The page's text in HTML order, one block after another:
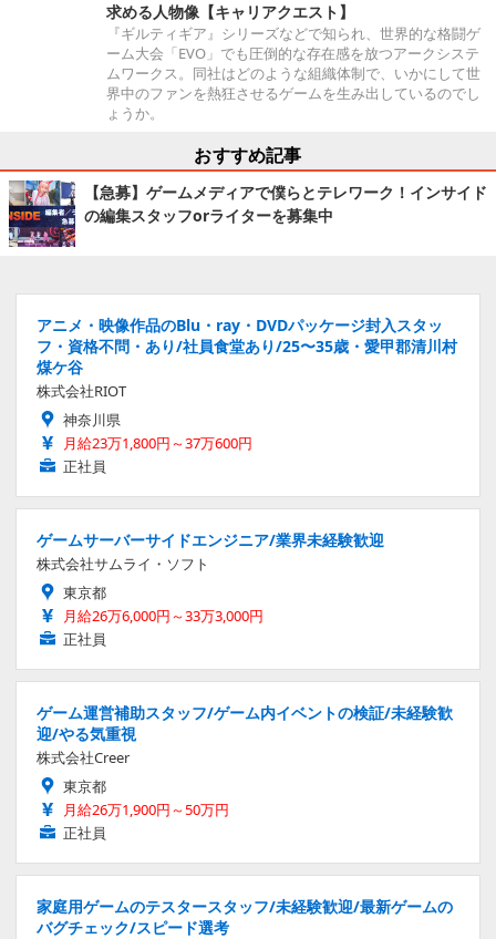
求める人物像【キャリアクエスト】
『ギルティギア』シリーズなどで知られ、世界的な格闘ゲ
ーム大会「EVO」でも圧倒的な存在感を放つアークシステ
ムワークス。同社はどのような組織体制で、いかにして世
界中のファンを熱狂させるゲームを生み出しているのでし
ょうか。
おすすめ記事
【急募】ゲームメディアで僕らとテレワーク！インサイド
の編集スタッフorライターを募集中
アニメ・映像作品のBlu・ray・DVDパッケージ封入スタッ
フ・資格不問・あり/社員食堂あり/25〜35歳・愛甲郡清川村
煤ケ谷
株式会社RIOT
神奈川県
月給23万1,800円～37万600円
正社員
ゲームサーバーサイドエンジニア/業界未経験歓迎
株式会社サムライ・ソフト
東京都
月給26万6,000円～33万3,000円
正社員
ゲーム運営補助スタッフ/ゲーム内イベントの検証/未経験歓
迎/やる気重視
株式会社Creer
東京都
月給26万1,900円～50万円
正社員
家庭用ゲームのテスタースタッフ/未経験歓迎/最新ゲームの
バグチェック/スピード選考